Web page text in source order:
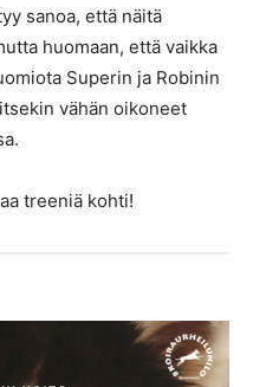
sanoa, että näitä
huomaan, että vaikka
Superin ja Robinin
vähän oikoneet
treeniä kohti!